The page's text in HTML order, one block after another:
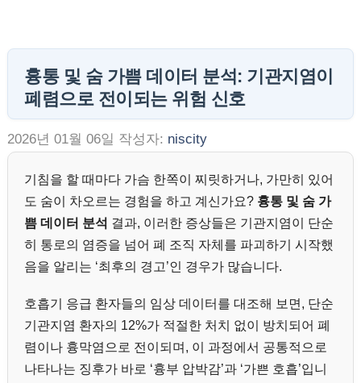
흉통 및 숨 가쁨 데이터 분석: 기관지염이
폐렴으로 전이되는 위험 신호
2026년 01월 06일 작성자: niscity
기침을 할 때마다 가슴 한쪽이 찌릿하거나, 가만히 있어
도 숨이 차오르는 경험을 하고 계신가요? 흉통 및 숨 가
쁨 데이터 분석 결과, 이러한 증상들은 기관지염이 단순
히 통로의 염증을 넘어 폐 조직 자체를 파괴하기 시작했
음을 알리는 ‘최후의 경고’인 경우가 많습니다.
호흡기 응급 환자들의 임상 데이터를 대조해 보면, 단순
기관지염 환자의 12%가 적절한 처치 없이 방치되어 폐
렴이나 흉막염으로 전이되며, 이 과정에서 공통적으로
나타나는 징후가 바로 ‘흉부 압박감’과 ‘가쁜 호흡’입니